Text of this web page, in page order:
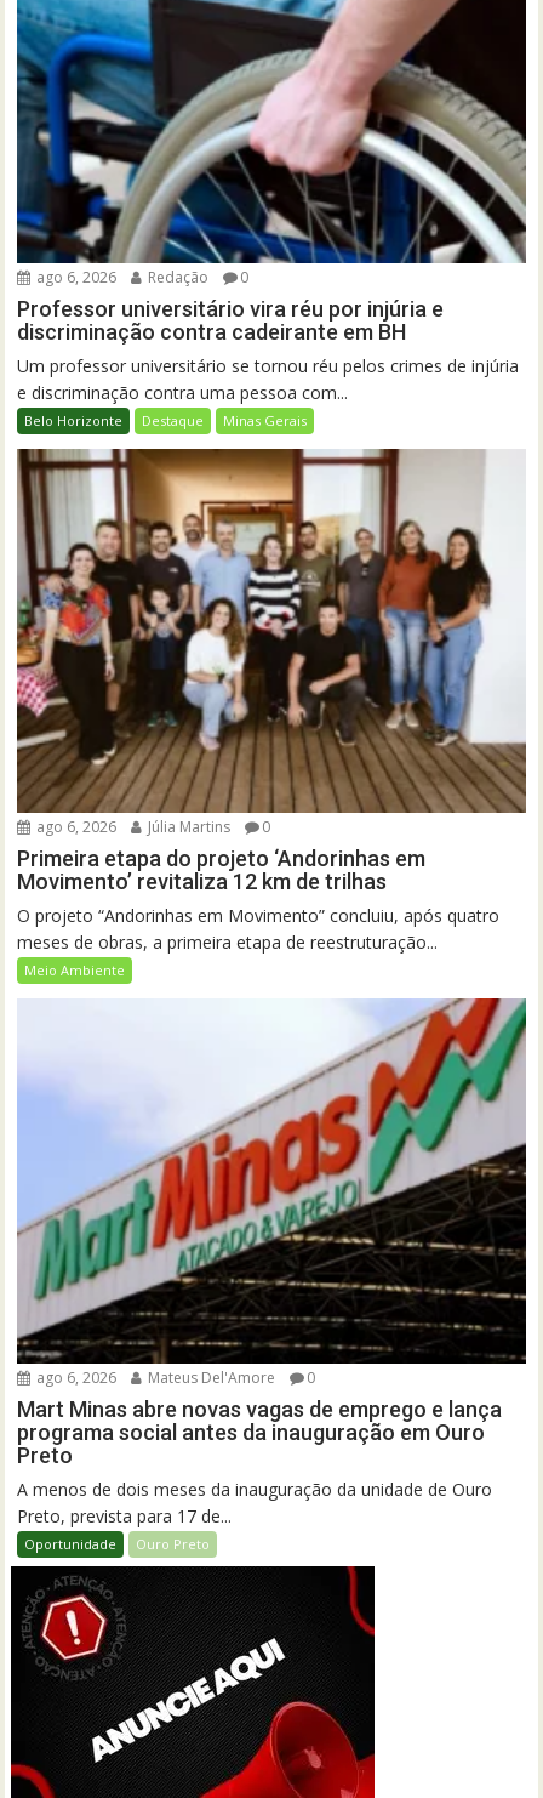
ago 6, 2026 Redação 0
Professor universitário vira réu por injúria e
discriminação contra cadeirante em BH
Um professor universitário se tornou réu pelos crimes de injúria
e discriminação contra uma pessoa com...
Belo Horizonte Destaque Minas Gerais
ago 6, 2026 Júlia Martins 0
Primeira etapa do projeto ‘Andorinhas em
Movimento’ revitaliza 12 km de trilhas
O projeto “Andorinhas em Movimento” concluiu, após quatro
meses de obras, a primeira etapa de reestruturação...
Meio Ambiente
ago 6, 2026 Mateus Del'Amore 0
Mart Minas abre novas vagas de emprego e lança
programa social antes da inauguração em Ouro
Preto
A menos de dois meses da inauguração da unidade de Ouro
Preto, prevista para 17 de...
Oportunidade Ouro Preto